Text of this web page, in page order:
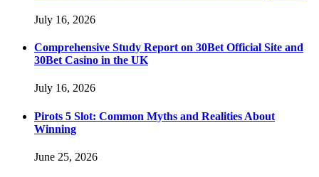
July 16, 2026
Comprehensive Study Report on 30Bet Official Site and
30Bet Casino in the UK
July 16, 2026
Pirots 5 Slot: Common Myths and Realities About
Winning
June 25, 2026